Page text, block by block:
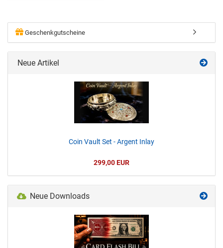
Geschenkgutscheine
Neue Artikel
Coin Vault Set - Argent Inlay
299,00 EUR
Neue Downloads